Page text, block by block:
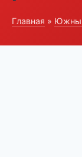
Главная »